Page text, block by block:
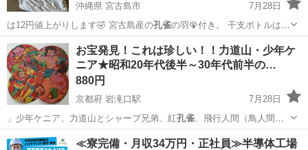
沖縄県 宮古島市
7月28日
は12円値上がりします🤣 宮古島産の孔雀の羽🦚付き。 干支ボトルは何
年のかな？…
沖縄 宮古島市 インテリア雑貨/小物
お宝発見！これは珍しい！！力道山・少年ケ
ニア★昭和20年代後半～30年代前半の…
880円
京都府 岩滝口駅
7月28日
」少年ケニア、力道山とシャープ兄弟、紅孔雀、飛行人間（鳥人間）
の４枚セットです。…
京都 宮津市 岩滝口駅 おもちゃ 時代
≪寮完備・月収34万円・正社員≫半導体工場